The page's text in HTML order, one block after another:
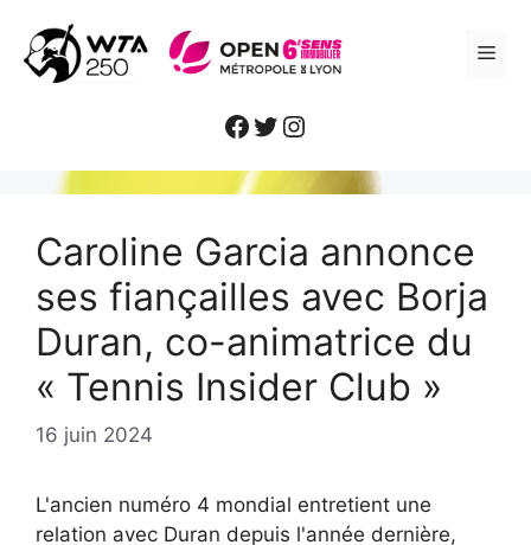
contenu
Facebook
Twitter
Instagram
Caroline Garcia annonce
ses fiançailles avec Borja
Duran, co-animatrice du
« Tennis Insider Club »
16 juin 2024
L'ancien numéro 4 mondial entretient une
relation avec Duran depuis l'année dernière,